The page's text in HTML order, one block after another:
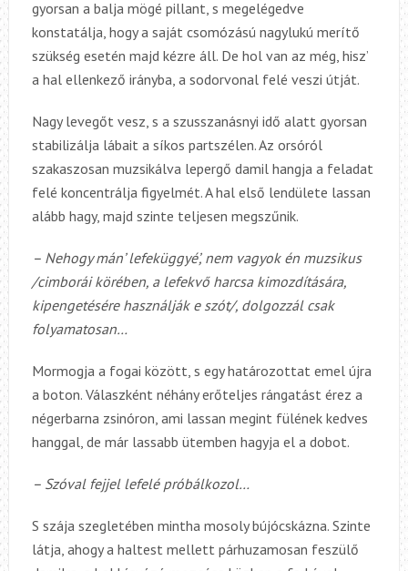
gyorsan a balja mögé pillant, s megelégedve
konstatálja, hogy a saját csomózású nagylukú merítő
szükség esetén majd kézre áll. De hol van az még, hisz’
a hal ellenkező irányba, a sodorvonal felé veszi útját.
Nagy levegőt vesz, s a szusszanásnyi idő alatt gyorsan
stabilizálja lábait a síkos partszélen. Az orsóról
szakaszosan muzsikálva lepergő damil hangja a feladat
felé koncentrálja figyelmét. A hal első lendülete lassan
alább hagy, majd szinte teljesen megszűnik.
– Nehogy mán’ lefeküggyé’, nem vagyok én muzsikus
/cimborái körében, a lefekvő harcsa kimozdítására,
kipengetésére használják e szót/, dolgozzál csak
folyamatosan…
Mormogja a fogai között, s egy határozottat emel újra
a boton. Válaszként néhány erőteljes rángatást érez a
négerbarna zsinóron, ami lassan megint fülének kedves
hanggal, de már lassabb ütemben hagyja el a dobot.
– Szóval fejjel lefelé próbálkozol…
S szája szegletében mintha mosoly bújócskázna. Szinte
látja, ahogy a haltest mellett párhuzamosan feszülő